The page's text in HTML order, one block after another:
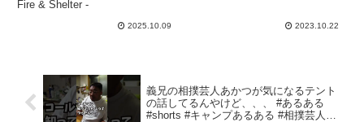
印旛沼サンセットヒルズ –
焚火と寝床 – Fire &
Fire & Shelter -
2025.10.09 2023.10.22
義兄の相撲芸人あかつが気になるテント
の話してるんやけど、、、 #あるある
#shorts #キャンプあるある #相撲芸人あ